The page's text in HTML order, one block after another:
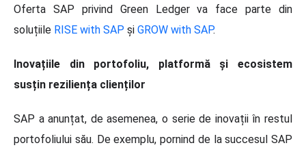
Oferta SAP privind Green Ledger va face parte din
soluțiile RISE with SAP și GROW with SAP.
Inovațiile din portofoliu, platformă și ecosistem
susțin reziliența clienților
SAP a anunțat, de asemenea, o serie de inovații în restul
portofoliului său. De exemplu, pornind de la succesul SAP